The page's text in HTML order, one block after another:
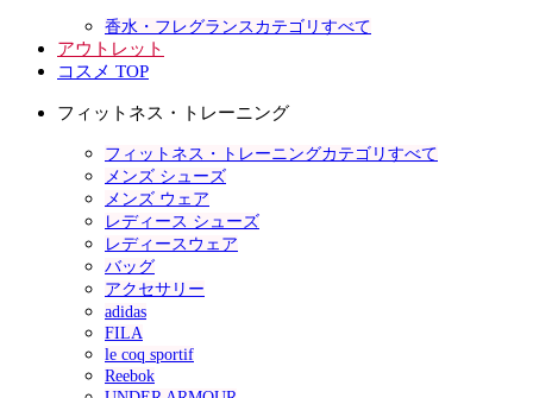
香水・フレグランスカテゴリすべて
アウトレット
コスメ TOP
フィットネス・トレーニング
フィットネス・トレーニングカテゴリすべて
メンズ シューズ
メンズ ウェア
レディース シューズ
レディースウェア
バッグ
アクセサリー
adidas
FILA
le coq sportif
Reebok